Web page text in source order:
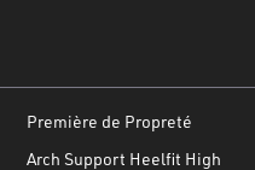
Première de Propreté
Arch Support Heelfit High